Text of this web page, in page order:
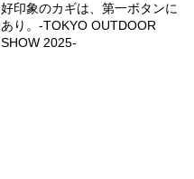
好印象のカギは、第一ボタンに
あり。-TOKYO OUTDOOR
SHOW 2025-